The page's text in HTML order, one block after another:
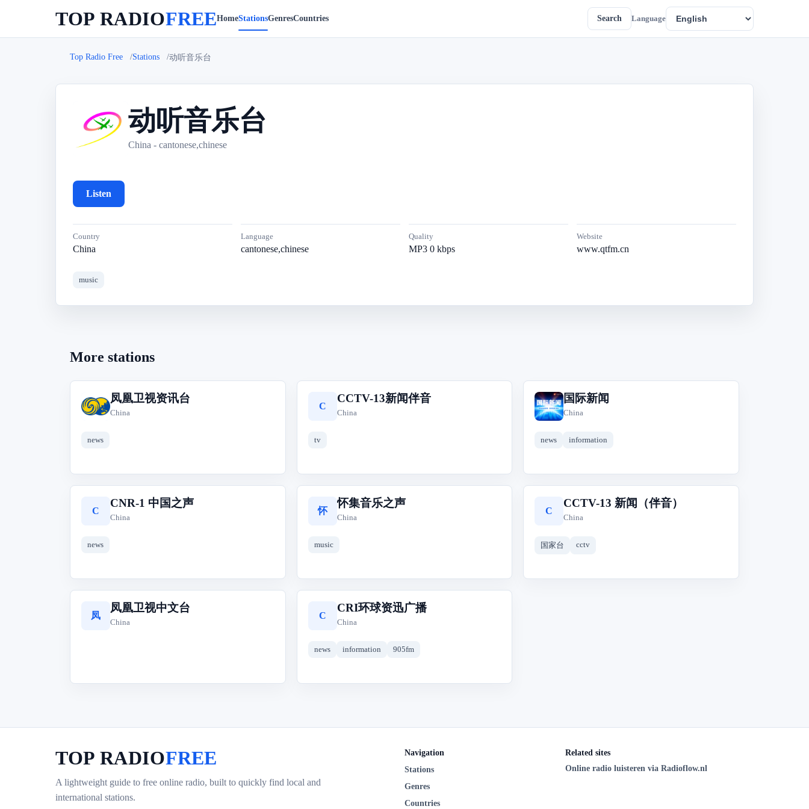
TOP RADIOFREEHomeStationsGenresCountries Search Language
Top Radio Free Stations 动听音乐台
动 动听音乐台
China - cantonese,chinese
Listen
Country
China
Language
cantonese,chinese
Quality
MP3 0 kbps
Website
www.qtfm.cn
music
More stations
凤
凤凰卫视资讯台
China
news
C
CCTV-13新闻伴音
China
tv
国
国际新闻
China
news information
C
CNR-1 中国之声
China
news
怀
怀集音乐之声
China
music
C
CCTV-13 新闻（伴音）
China
国家台 cctv
凤
凤凰卫视中文台
China
C
CRI环球资迅广播
China
news information 905fm
TOP RADIOFREE
A lightweight guide to free online radio, built to quickly find local and
international stations.
Navigation
Stations
Genres
Countries
Related sites
Online radio luisteren via Radioflow.nl